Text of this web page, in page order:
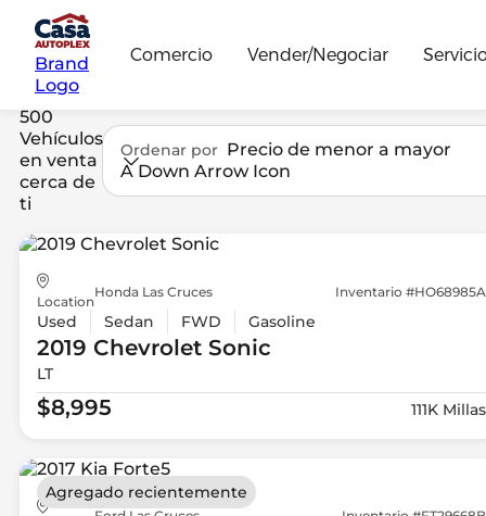
Brand
Logo
Comercio Vender/Negociar
500
Vehículos
en venta
cerca de
ti
Ordenar por Precio de menor a mayor
A Down Arrow Icon
Location
Honda Las Cruces Inventario #HO68985A
Used Sedan FWD Gasoline
2019 ChevroletSonic
LT
$8,995 111K Millas
Agregado recientemente